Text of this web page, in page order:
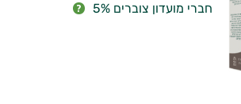
חברי מועדון צוברים 5%